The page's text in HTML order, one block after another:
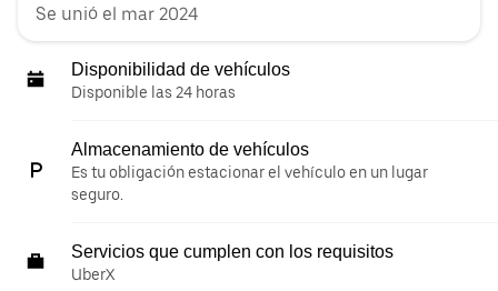
Se unió el mar 2024
Disponibilidad de vehículos
Disponible las 24 horas
Almacenamiento de vehículos
Es tu obligación estacionar el vehículo en un lugar
seguro.
Servicios que cumplen con los requisitos
UberX